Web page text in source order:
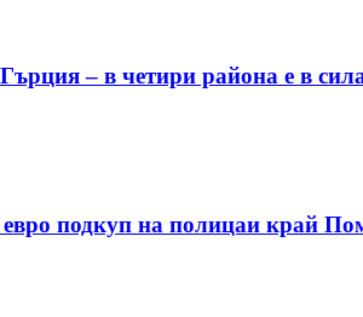
– в четири района е в
подкуп на полицаи край